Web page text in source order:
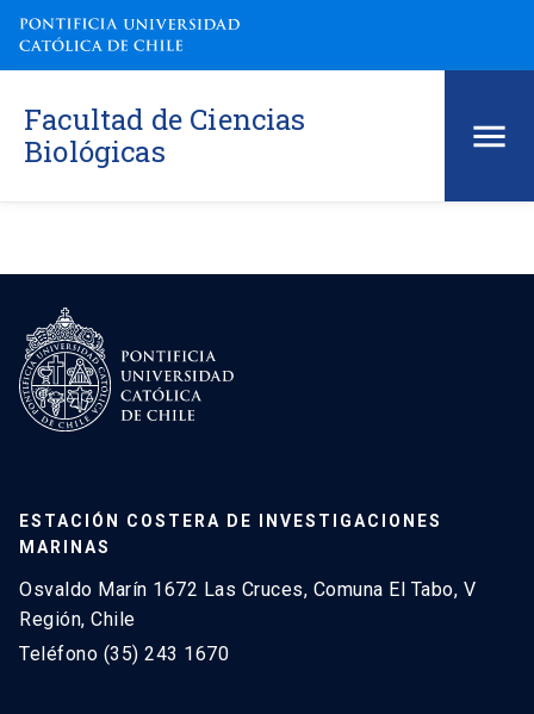
Facultad de Ciencias
Biológicas
ESTACIÓN COSTERA DE INVESTIGACIONES
MARINAS
Osvaldo Marín 1672 Las Cruces, Comuna El Tabo, V
Región, Chile
Teléfono (35) 243 1670